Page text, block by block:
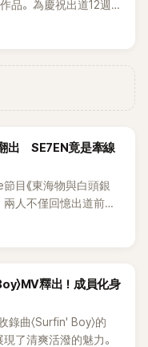
品。為慶祝出道12週
，與粉絲共同回顧經
出 SE7EN竟是牽線
目《東海物與白頭銀
兩人不僅回憶出道前的
的緋聞，讓東海忍不
〉MV釋出！成員化身
錄曲〈Surfin' Boy〉的
了清爽活潑的魅力。